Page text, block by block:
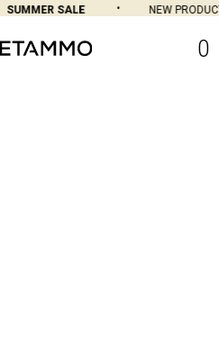
SUMMER SALE NEW
0